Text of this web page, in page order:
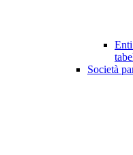
Società